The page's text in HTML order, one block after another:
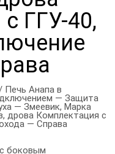
ГГУ-40,
Печь Анапа в
— Защита
— Змеевик, Марка
дрова Комплектация с
— Справа
боковым